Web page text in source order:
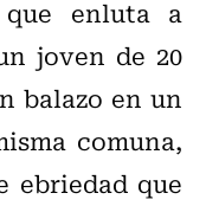
enluta a
joven de 20
balazo en un
comuna,
ebriedad que